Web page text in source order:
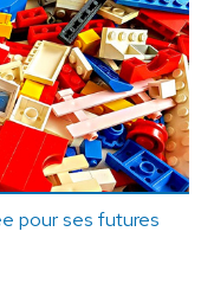
pour ses futures